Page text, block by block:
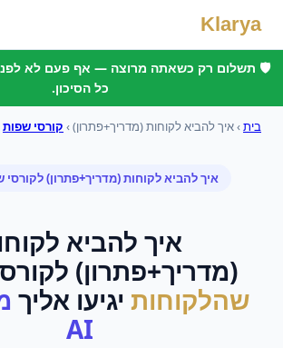
Klarya
🛡️ תשלום רק כשאתה מרוצה — אף פעם לא
כל הסיכון.
בית›איך להביא לקוחות (מדריך+פתרון)› קורסי שפות
איך להביא לקוחות (מדריך+פתרון)לקורסי
איך להביא
(מדריך+פתרון) ל
שהלקוחות יגיעו אליך
AI